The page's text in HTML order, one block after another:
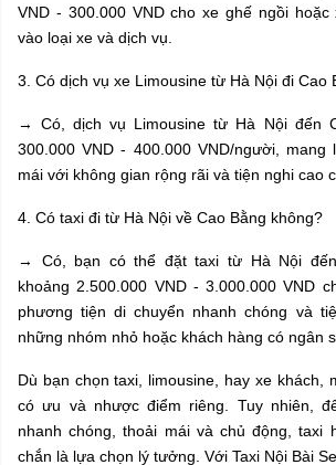
VND - 300.000 VND cho xe ghế ngồi
vào loại xe và dịch vụ.
3. Có dịch vụ xe Limousine từ Hà Nội đi Cao
→ Có, dịch vụ Limousine từ Hà Nội đến
300.000 VND - 400.000 VND/người, mang
mái với không gian rộng rãi và tiện nghi cao
4. Có taxi đi từ Hà Nội về Cao Bằng không?
→ Có, bạn có thể đặt taxi từ Hà Nội
khoảng 2.500.000 VND - 3.000.000 VND
phương tiện di chuyển nhanh chóng và
những nhóm nhỏ hoặc khách hàng có ngân
Dù bạn chọn taxi, limousine, hay xe khách,
có ưu và nhược điểm riêng. Tuy nhiên,
nhanh chóng, thoải mái và chủ động, taxi
chắn là lựa chọn lý tưởng. Với Taxi Nội Bài